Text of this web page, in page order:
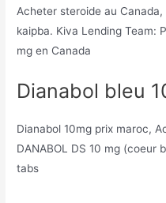
Acheter steroide au
kaipba. Kiva Lending Team:
mg en Canada
Dianabol bleu
Dianabol 10mg prix maroc,
DANABOL DS 10 mg (coeur
tabs